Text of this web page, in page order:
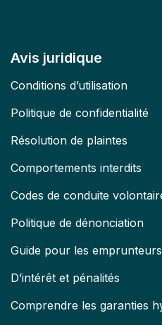
Avis juridique
Conditions d’utilisation
Politique de confidentialité
Résolution de plaintes
Comportements interdits
Codes de conduite
Politique de dénonciation
Guide pour les emprunteurs
D’intérêt et pénalités
Comprendre les garanties